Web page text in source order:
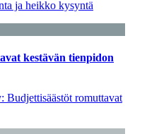
ja heikko kysyntä
kestävän tienpidon
Budjettisäästöt romuttavat